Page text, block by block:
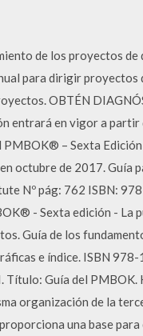
de los proyectos
para dirigir
OBTÉN
entrará en vigor a
– Sexta
octubre de 2017.
Nº pág: 762 ISBN:
- Sexta edición -
Guía de los
e índice. ISBN
Guía del
organización de la
una base